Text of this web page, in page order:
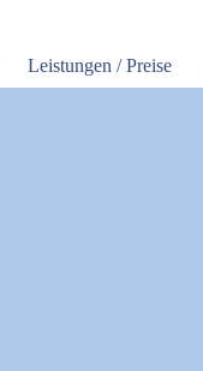
Leistungen / Preise